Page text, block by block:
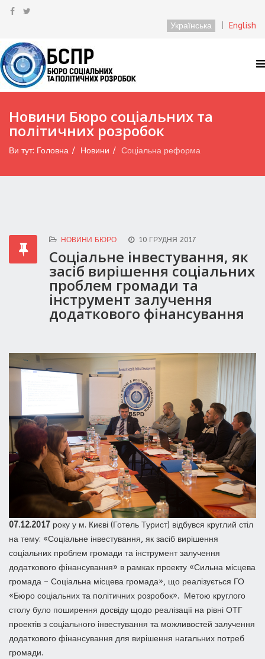
Українська English
Новини Бюро соціальних та
політичних розробок
Ви тут: Головна Новини Соціальна реформа
НОВИНИ БЮРО 10 ГРУДНЯ 2017
Соціальне інвестування, як
засіб вирішення соціальних
проблем громади та
інструмент залучення
додаткового фінансування
07.12.2017 року у м. Києві (Готель Турист) відбувся круглий стіл
на тему: «Соціальне інвестування, як засіб вирішення
соціальних проблем громади та інструмент залучення
додаткового фінансування» в рамках проекту «Сильна місцева
громада – Соціальна місцева громада», що реалізується ГО
«Бюро соціальних та політичних розробок». Метою круглого
столу було поширення досвіду щодо реалізації на рівні ОТГ
проектів з соціального інвестування та можливостей залучення
додаткового фінансування для вирішення нагальних потреб
громади.